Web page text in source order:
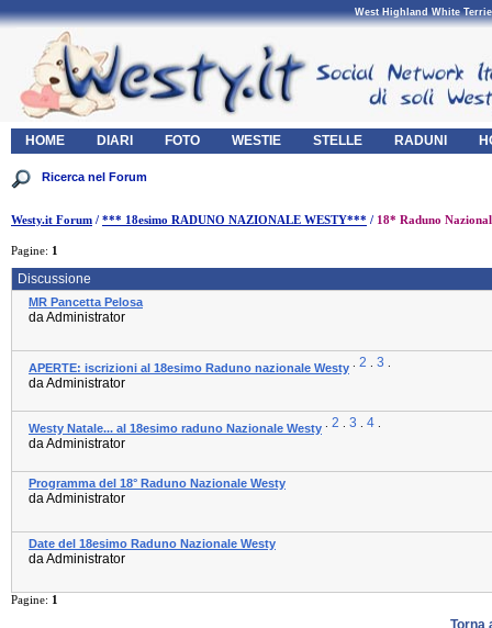
West Highland White
HOME DIARI FOTO WESTIE STELLE RADUNI
Westy.it Forum / *** 18esimo RADUNO NAZIONALE WESTY*** / 18* Raduno
Pagine: 1
Discussione
MR Pancetta Pelosa
da Administrator
APERTE: iscrizioni al 18esimo Raduno nazionale Westy 2 3
da Administrator
Westy Natale... al 18esimo raduno Nazionale Westy 2 3 4
da Administrator
Programma del 18° Raduno Nazionale Westy
da Administrator
Date del 18esimo Raduno Nazionale Westy
da Administrator
Pagine: 1
Torna